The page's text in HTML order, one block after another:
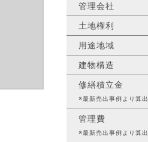
管理会社
土地権利
用途地域
建物構造
修繕積立金
※最新売出事例より算出
管理費
※最新売出事例より算出